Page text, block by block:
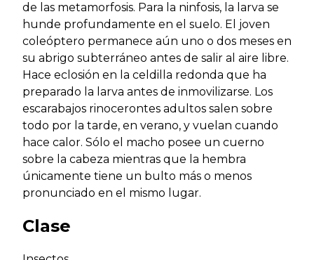
de las metamorfosis. Para la ninfosis, la larva se
hunde profundamente en el suelo. El joven
coleóptero permanece aún uno o dos meses en
su abrigo subterráneo antes de salir al aire libre.
Hace eclosión en la celdilla redonda que ha
preparado la larva antes de inmovilizarse. Los
escarabajos rinocerontes adultos salen sobre
todo por la tarde, en verano, y vuelan cuando
hace calor. Sólo el macho posee un cuerno
sobre la cabeza mientras que la hembra
únicamente tiene un bulto más o menos
pronunciado en el mismo lugar.
Clase